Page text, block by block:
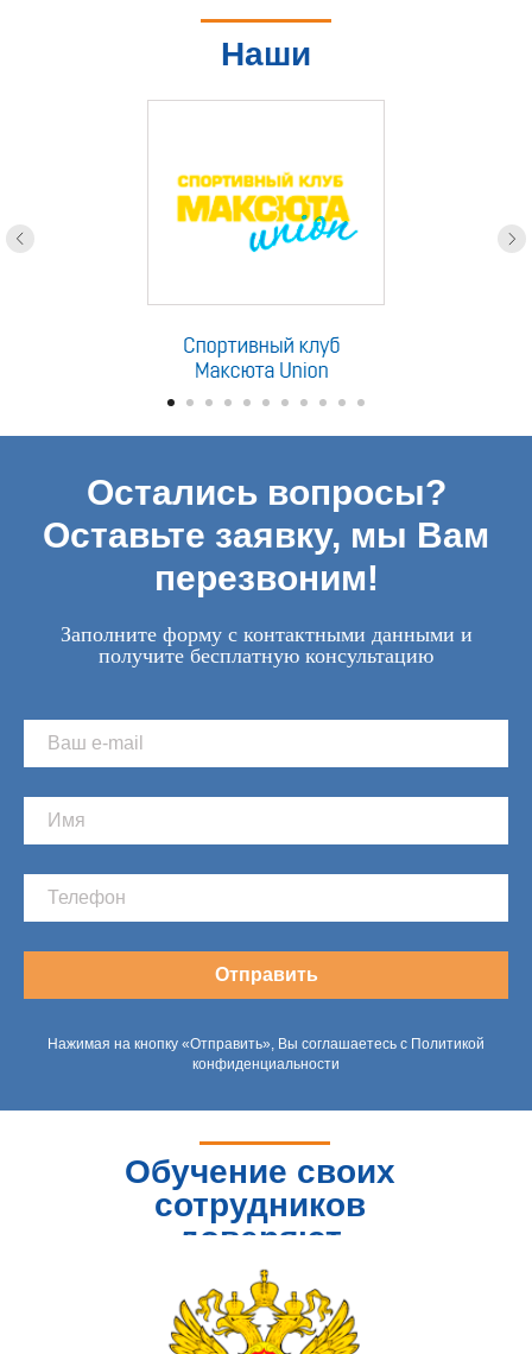
Наши
Остались вопросы?
Оставьте заявку, мы Вам
перезвоним!
Заполните форму с контактными данными и
получите бесплатную консультацию
Отправить
Нажимая на кнопку «Отправить», Вы соглашаетесь с Политикой
конфиденциальности
Обучение своих
сотрудников
доверяют